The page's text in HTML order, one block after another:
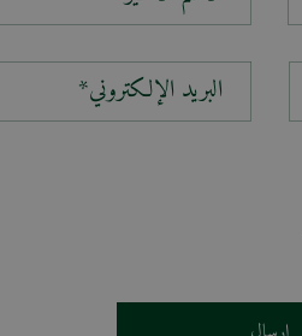
البريد الإلكتروني*